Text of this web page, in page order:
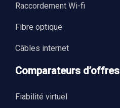
Raccordement Wi-fi
Fibre optique
Câbles internet
Comparateurs d’offres
Fiabilité virtuel